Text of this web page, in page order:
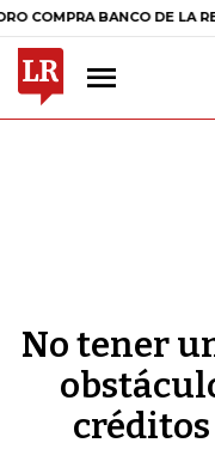
BANCO DE LA
No tener